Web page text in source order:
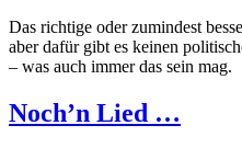
Das richtige oder zumindest
aber dafür gibt es keinen
– was auch immer das sein mag.
Noch’n Lied …